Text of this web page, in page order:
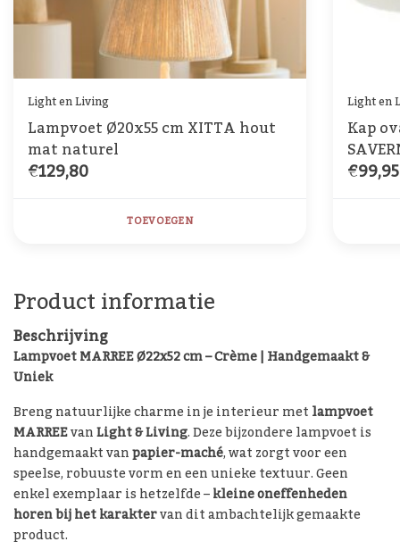
Light en Living
Lampvoet Ø20x55 cm XITTA hout
mat naturel
€129,80
TOEVOEGEN
Light en
Kap
€99,95
Product informatie
Beschrijving
Lampvoet MARREE Ø22x52 cm – Crème | Handgemaakt &
Uniek
Breng natuurlijke charme in je interieur metlampvoet
MARREEvanLight & Living. Deze bijzondere lampvoet is
handgemaakt vanpapier-maché, wat zorgt voor een
speelse, robuuste vorm en een unieke textuur. Geen
enkel exemplaar is hetzelfde –kleine oneffenheden
horen bij het karaktervan dit ambachtelijk gemaakte
product.